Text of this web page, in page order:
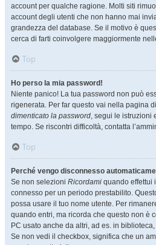
account per qualche ragione. Molti siti
account degli utenti che non hanno mai
grandezza del database. Se il motivo è
cerca di farti coinvolgere maggiormente
Top
Ho perso la mia password!
Niente panico! La tua password non può
rigenerata. Per far questo vai nella pagina
dimenticato la password, segui le istruzioni
tempo. Se riscontri difficoltà, contatta
Top
Perché vengo disconnesso
Se non selezioni Ricordami quando effettui
connesso per un periodo prestabilito.
possa usare il tuo nome utente. Per
quando entri, ma ricorda che questo non è
PC usato anche da altri, ad es. in
Se non vedi il checkbox, significa che un